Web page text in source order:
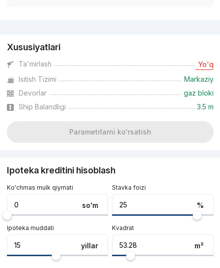
Xususiyatlari
Ta'mirlash Yo'q
Isitish Tizimi
Markaziy
Devorlar
gaz bloki
Ship Balandligi
3.5 m
Parametrlarni ko'rsatish
Ipoteka kreditini hisoblash
Ko'chmas mulk qiymati
soʻm
Ipoteka muddati
yillar
Stavka foizi
%
Kvadrat
m²